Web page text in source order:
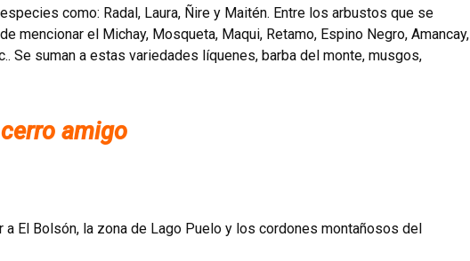
como: Radal, Laura, Ñire y Maitén. Entre los arbustos que se
mencionar el Michay, Mosqueta, Maqui, Retamo, Espino Negro, Amancay,
Se suman a estas variedades líquenes, barba del monte, musgos,
amigo
a El Bolsón, la zona de Lago Puelo y los cordones montañosos del